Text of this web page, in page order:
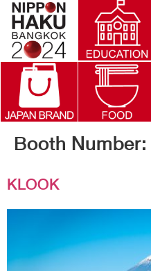
Booth Number:
KLOOK